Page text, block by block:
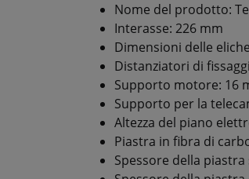
Nome del prodotto:
Interasse: 226 mm
Dimensioni delle
Distanziatori di
Supporto motore: 16
Supporto per la
Altezza del piano
Piastra in fibra di
Spessore della